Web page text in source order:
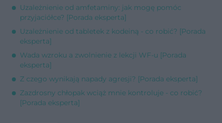
Uzależnienie od amfetaminy: jak mogę pomóc
przyjaciółce? [Porada eksperta]
Uzależnienie od tabletek z kodeiną - co robić? [Porada
eksperta]
Wada wzroku a zwolnienie z lekcji WF-u [Porada
eksperta]
Z czego wynikają napady agresji? [Porada eksperta]
Zazdrosny chłopak wciąż mnie kontroluje - co robić?
[Porada eksperta]